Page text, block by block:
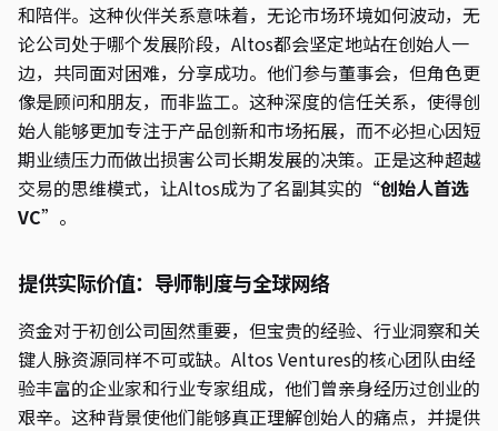
和陪伴。这种伙伴关系意味着，无论市场环境如何波动，无
论公司处于哪个发展阶段，Altos都会坚定地站在创始人一
边，共同面对困难，分享成功。他们参与董事会，但角色更
像是顾问和朋友，而非监工。这种深度的信任关系，使得创
始人能够更加专注于产品创新和市场拓展，而不必担心因短
期业绩压力而做出损害公司长期发展的决策。正是这种超越
交易的思维模式，让Altos成为了名副其实的“创始人首选
VC”。
提供实际价值：导师制度与全球网络
资金对于初创公司固然重要，但宝贵的经验、行业洞察和关
键人脉资源同样不可或缺。Altos Ventures的核心团队由经
验丰富的企业家和行业专家组成，他们曾亲身经历过创业的
艰辛。这种背景使他们能够真正理解创始人的痛点，并提供